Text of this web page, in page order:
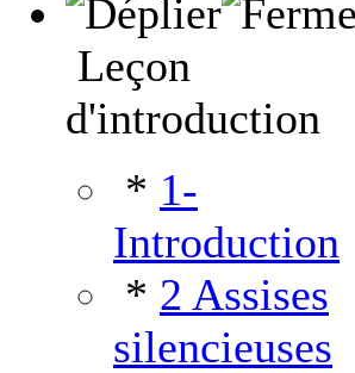
Leçon
d'introduction
* 1-
Introduction
* 2 Assises
silencieuses